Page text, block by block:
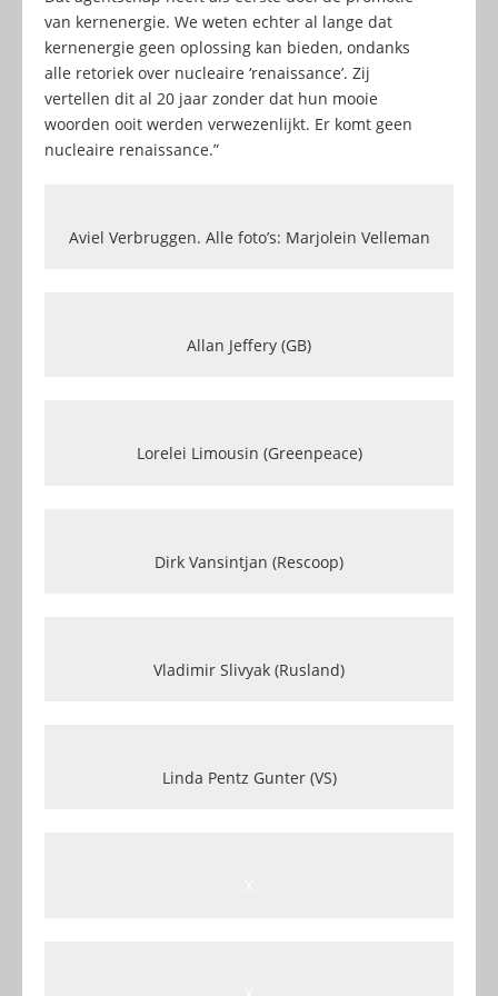
van kernenergie. We weten echter al lange dat
kernenergie geen oplossing kan bieden, ondanks
alle retoriek over nucleaire ‘renaissance’. Zij
vertellen dit al 20 jaar zonder dat hun mooie
woorden ooit werden verwezenlijkt. Er komt geen
nucleaire renaissance.”
Aviel Verbruggen. Alle foto’s: Marjolein Velleman
Allan Jeffery (GB)
Lorelei Limousin (Greenpeace)
Dirk Vansintjan (Rescoop)
Vladimir Slivyak (Rusland)
Linda Pentz Gunter (VS)